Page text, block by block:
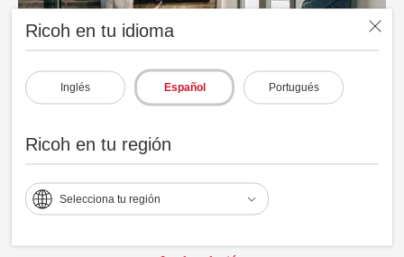
Ricoh en tu idioma
Inglés Español Portugués
Ricoh en tu región
Selecciona tu región
Optimiza la colaboración eficiente y aborda rápidamente los
desafíos de innovación en la industria manufacturera mediante